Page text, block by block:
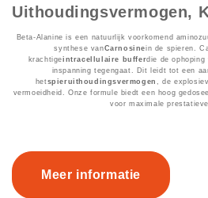
Uithoudingsvermogen,
Beta-Alanine is een natuurlijk voorkomend
synthese vanCarnosinein de spieren.
krachtigeintracellulaire bufferdie de
inspanning tegengaat. Dit leidt tot een
hetspieruithoudingsvermogen
, de
vermoeidheid. Onze formule biedt een hoog
voor maximale
Meer informatie